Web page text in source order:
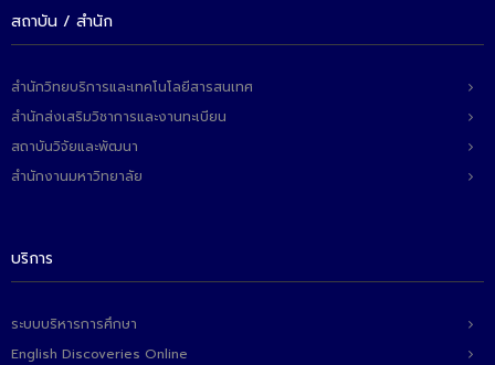
สถาบัน / สำนัก
สำนักวิทยบริการและเทคโนโลยีสารสนเทศ
สำนักส่งเสริมวิชาการและงานทะเบียน
สถาบันวิจัยและพัฒนา
สำนักงานมหาวิทยาลัย
บริการ
ระบบบริหารการศึกษา
English Discoveries Online